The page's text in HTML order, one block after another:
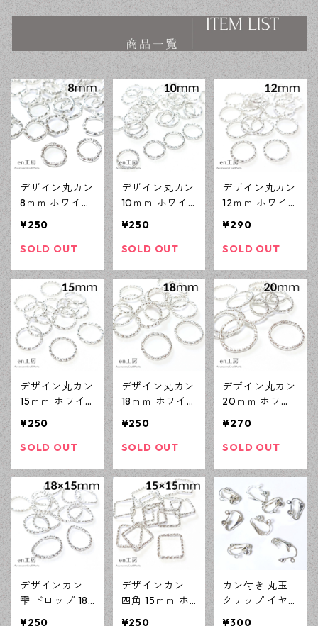
房】
房】
デザイン丸カン
8ｍｍ ホワイト
ローレット加工
レジン ハンド
サリーパーツ
【en工房】
¥250
SOLD OUT
デザイン丸カン
10ｍｍ ホワイ
個 ローレット
加工 レジン ハ
クセサリーパー
ツ 【en工房】
¥250
SOLD OUT
デザイン丸カン
12ｍｍ ホワイ
個 ローレット
加工 レジン ハ
クセサリーパー
ツ 【en工房】
¥290
SOLD OUT
デザイン丸カン
15ｍｍ ホワイ
加工 レジン ハ
クセサリーパー
ツ 【en工房】
¥250
SOLD OUT
デザイン丸カン
18ｍｍ ホワイ
加工 レジン ハ
クセサリーパー
ツ 【en工房】
¥250
SOLD OUT
デザイン丸カン
20ｍｍ ホワイ
加工 レジン ハ
クセサリーパー
ツ 【en工房】
¥270
SOLD OUT
デザインカン
雫 ドロップ 18
¥250
デザインカン
四角 15ｍｍ ホ
¥250
カン付き 丸玉
クリップ イヤ
¥300